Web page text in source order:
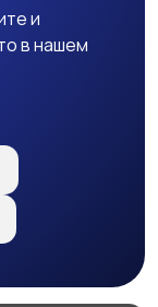
и
в нашем